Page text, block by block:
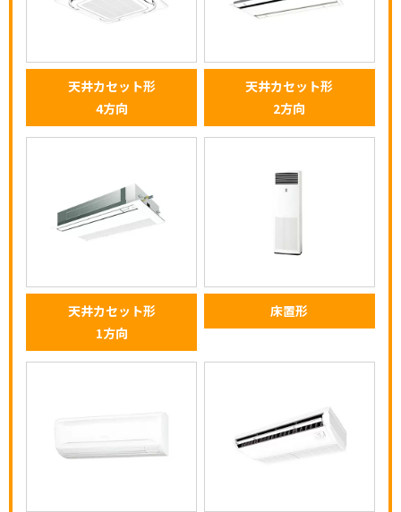
天井カセット形
4方向
天井カセット形
2方向
天井カセット形
1方向
床置形